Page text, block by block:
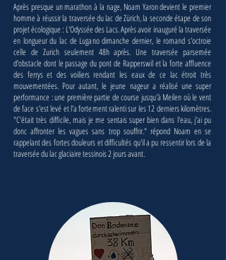
Après presque un marathon à la nage, Noam Yaron devient le premier
homme à réussir la traversée du lac de Zürich, la seconde étape de son
projet écologique : L'Odyssée des Lacs. Après avoir inauguré la traversée
en longueur du lac de Lugano dimanche dernier, le romand s'octroie
celle de Zurich seulement 48h après. Une traversée parsemée
d'obstacle dont le passage du pont de Rapperswil et la forte affluence
des ferrys et des voiliers rendant les eaux de ce lac étroit très
mouvementées. Pour autant, le jeune nageur a réalisé une super
performance : une première partie de course jusqu'à Meilen où le vent
de face s'est levé et l'a fortement ralenti sur les 12 derniers kilomètres.
"C'était très difficile, mais je me sentais super bien dans l'eau, j'ai pu
donc affronter les vagues sans trop souffrir." répond Noam en se
rappelant des fortes douleurs et difficultés qu'il a pu ressentir lors de la
traversée du lac glaciaire tessinois 2 jours avant.